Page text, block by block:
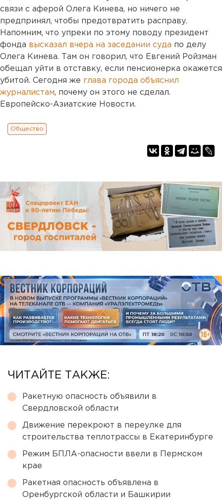
связи с аферой Олега Кинева, но ничего не
предпринял, чтобы предотвратить расправу.
Напомним, что упреки по этому поводу президент
фонда высказал вчера на заседании суда по делу
Олега Кинева. Там он говорил, что Евгений Ройзман
обещал уйти в отставку, если пенсионерка окажется
убитой. Сегодня же глава города объяснил
журналистам, почему он этого не сделал.
Европейско-Азиатские Новости.
Общество
ЧИТАЙТЕ ТАКЖЕ:
Ракетную опасность объявили в
Свердловской области
Движение перекроют в переулке для
строительства теплотрассы в Екатеринбурге
Режим БПЛА-опасности ввели в Пермском
крае
Ракетная опасность объявлена в
Оренбургской области и Башкирии